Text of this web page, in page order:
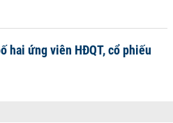
hai ứng viên HĐQT, cổ phiếu